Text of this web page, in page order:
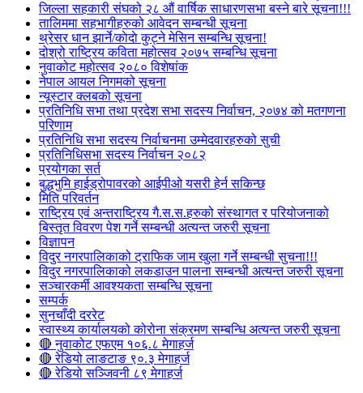
जिल्ला सहकारी संघको २८ औं वार्षिक साधारणसभा बस्ने बारे सूचना!!!
तालिममा सहभागीहरुको आवेदन सम्बन्धी सूचना
थ्रेसर धान झार्ने/काेदाे कुट्ने मेसिन सम्बन्धि सूचना!
दोश्रो राष्ट्रिय कविता महोत्सव २०७५ सम्बन्धि सूचना
नुवाकोट महोत्सव २०८० विशेषांक
नेपाल आयल निगमको सूचना
न्यूस्टार क्लबको सूचना
प्रतिनिधि सभा तथा प्रदेश सभा सदस्य निर्वाचन, २०७४ को मतगणना
परिणाम
प्रतिनिधि सभा सदस्य निर्वाचनमा उम्मेदवारहरुको सुची
प्रतिनिधिसभा सदस्य निर्वाचन २०८२
प्रयोगका सर्त
बुद्धभुमि हाईड्रोपावरको आईपीओ यसरी हेर्न सकिन्छ
मिति परिवर्तन
राष्ट्रिय एवं अन्तराष्ट्रिय गै.स.स.हरुको संस्थागत र परियोजनाको
बिस्तृत विवरण पेश गर्ने सम्बन्धी अत्यन्त जरुरी सूचना
विज्ञापन
विदुर नगरपालिकाको ट्राफिक जाम खुला गर्ने सम्बन्धी सुचना!!!
विदुर नगरपालिकाको लकडाउन पालना सम्बन्धी अत्यन्त जरुरी सूचना
सञ्चारकर्मी आवश्यकता सम्बन्धि सूचना
सम्पर्क
सुनचाँदी दररेट
स्वास्थ्य कार्यालयको कोरोना संक्रमण सम्बन्धि अत्यन्त जरुरी सूचना
🔴 नुवाकोट एफएम १०६.८ मेगाहर्ज
🔴 रेडियो लाङटाङ ९०.३ मेगाहर्ज
🔴 रेडियो सञ्जिवनी ८९ मेगाहर्ज